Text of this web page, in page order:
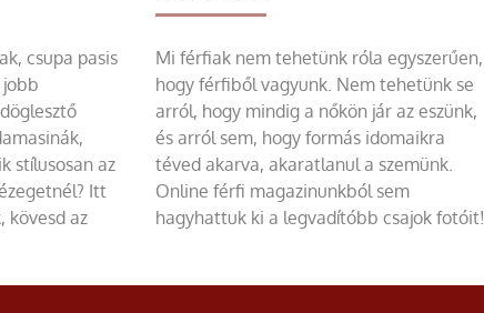
csupa pasis
stílusosan az
Itt
kövesd az
Mi férfiak nem tehetünk róla egyszerűen,
hogy férfiből vagyunk. Nem tehetünk se
arról, hogy mindig a nőkön jár az eszünk,
és arról sem, hogy formás idomaikra
téved akarva, akaratlanul a szemünk.
Online férfi magazinunkból sem
hagyhattuk ki a legvadítóbb csajok fotóit!